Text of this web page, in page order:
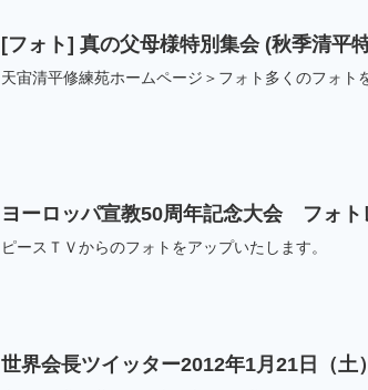
[フォト] 真の父
天宙清平修練苑ホームページ＞フォト多くのフォ
ヨーロッパ宣教50周年記念大会 フォト
ピースＴＶからのフォトをアップいたします。
世界会長ツイッター2012年1月21日（土）